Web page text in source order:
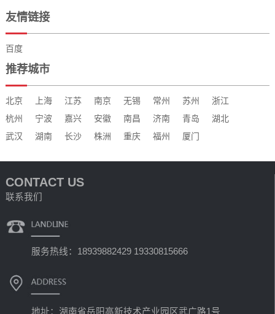
友情链接
百度
推荐城市
北京 上海 江苏 南京 无锡 常州 苏州
浙江
杭州
宁波 嘉兴 安徽 南昌 济南 青岛
湖北
武汉
湖南 长沙 株洲 重庆 福州 厦门
CONTACT US
联系我们
服务热线：18939882429 19330815666
地址：湖南省岳阳高新技术产业园区武广路1号